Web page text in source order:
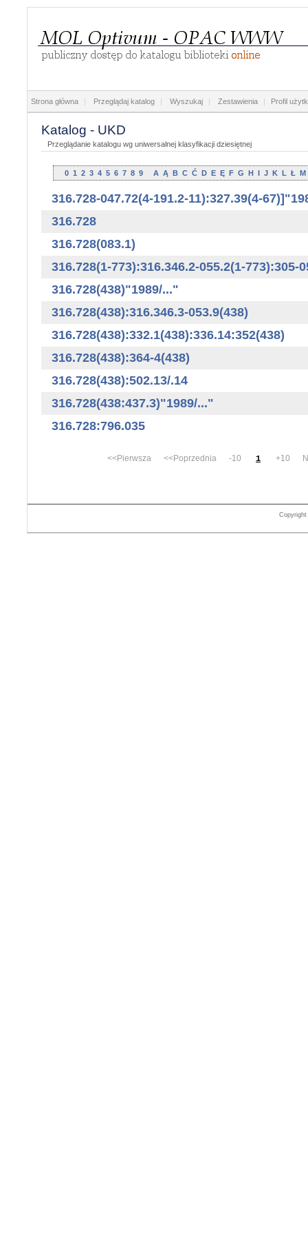
Strona główna | Przeglądaj katalog | Wyszukaj | Zestawienia | Profil
Katalog - UKD
Przeglądanie katalogu wg uniwersalnej klasyfikacji dziesiętnej
0 1 2 3 4 5 6 7 8 9 A Ą B C Ć D E Ę F G H I J K L Ł M
316.728-047.72(4-191.2-11):327.39(4-
316.728
316.728(083.1)
316.728(1-773):316.346.2-055.2(1-773):305-
316.728(438)"1989/..."
316.728(438):316.346.3-053.9(438)
316.728(438):332.1(438):336.14:352(438)
316.728(438):364-4(438)
316.728(438):502.13/.14
316.728(438:437.3)"1989/..."
316.728:796.035
<<Pierwsza <<Poprzednia -10 1 +10